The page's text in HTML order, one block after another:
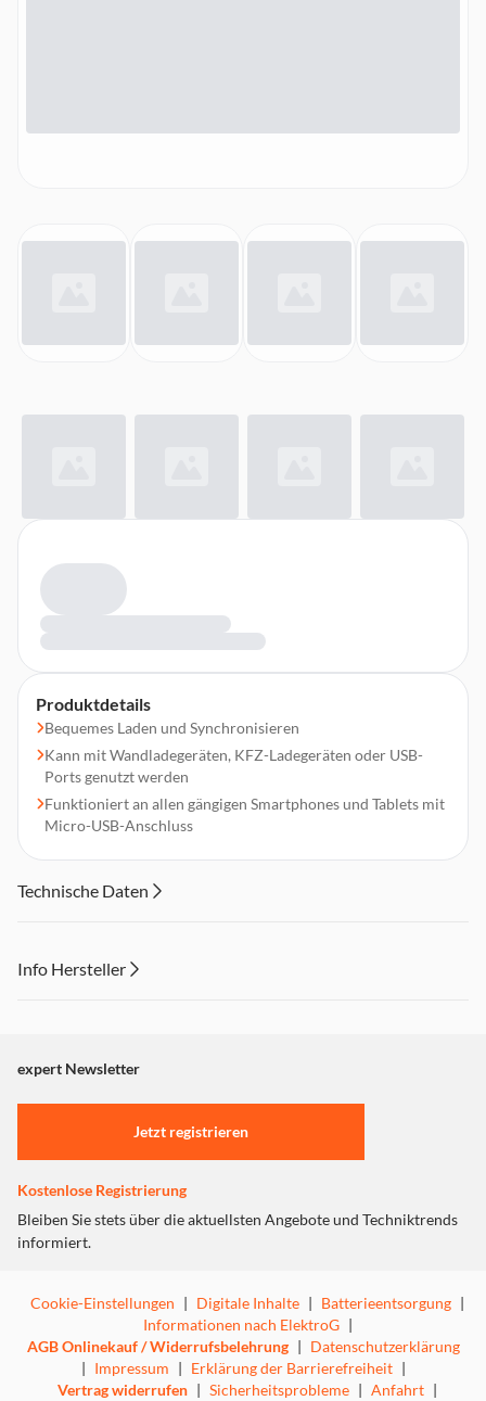
Produktdetails
Bequemes Laden und Synchronisieren
Kann mit Wandladegeräten, KFZ-Ladegeräten oder USB-
Ports genutzt werden
Funktioniert an allen gängigen Smartphones und Tablets mit
Micro-USB-Anschluss
Technische Daten
Info Hersteller
"Marketing".
Einstellungen anpassen
expert Newsletter
Jetzt registrieren
Kostenlose Registrierung
Bleiben Sie stets über die aktuellsten Angebote und Techniktrends
informiert.
Cookie-Einstellungen | Digitale Inhalte | Batterieentsorgung |
Informationen nach ElektroG |
AGB Onlinekauf / Widerrufsbelehrung | Datenschutzerklärung
| Impressum | Erklärung der Barrierefreiheit |
Vertrag widerrufen | Sicherheitsprobleme | Anfahrt |